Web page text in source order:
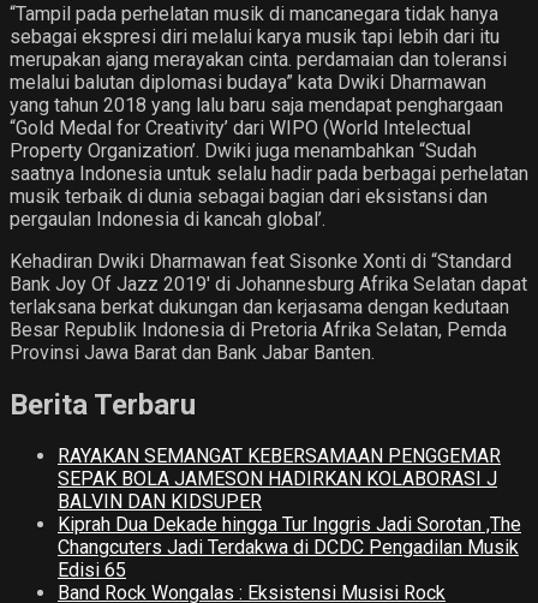
“Tampil pada perhelatan musik di mancanegara tidak hanya
sebagai ekspresi diri melalui karya musik tapi lebih dari itu
merupakan ajang merayakan cinta. perdamaian dan toleransi
melalui balutan diplomasi budaya” kata Dwiki Dharmawan
yang tahun 2018 yang lalu baru saja mendapat penghargaan
“Gold Medal for Creativity’ dari WIPO (World Intelectual
Property Organization’. Dwiki juga menambahkan “Sudah
saatnya Indonesia untuk selalu hadir pada berbagai perhelatan
musik terbaik di dunia sebagai bagian dari eksistansi dan
pergaulan Indonesia di kancah global’.
Kehadiran Dwiki Dharmawan feat Sisonke Xonti di “Standard
Bank Joy Of Jazz 2019′ di Johannesburg Afrika Selatan dapat
terlaksana berkat dukungan dan kerjasama dengan kedutaan
Besar Republik Indonesia di Pretoria Afrika Selatan, Pemda
Provinsi Jawa Barat dan Bank Jabar Banten.
Berita Terbaru
RAYAKAN SEMANGAT KEBERSAMAAN PENGGEMAR
SEPAK BOLA JAMESON HADIRKAN KOLABORASI J
BALVIN DAN KIDSUPER
Kiprah Dua Dekade hingga Tur Inggris Jadi Sorotan ,The
Changcuters Jadi Terdakwa di DCDC Pengadilan Musik
Edisi 65
Band Rock Wongalas : Eksistensi Musisi Rock